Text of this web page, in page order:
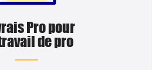
Pro pour
de pro